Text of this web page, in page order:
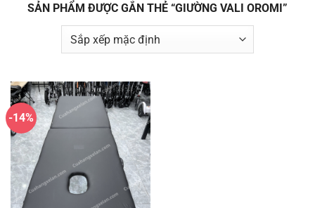
SẢN PHẨM ĐƯỢC GẮN THẺ “GIƯỜNG VALI OROMI”
-14%